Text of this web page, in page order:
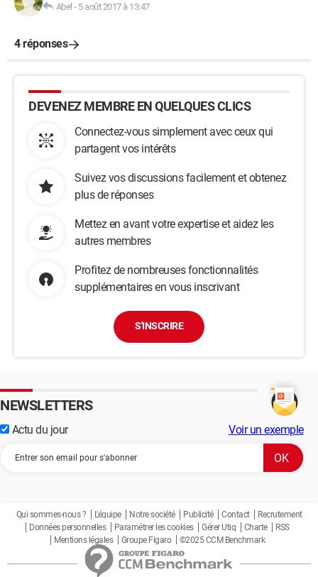
Abel - 5 août 2017 à 13:47
4 réponses
DEVENEZ MEMBRE EN QUELQUES CLICS
Connectez-vous simplement avec ceux qui
partagent vos intérêts
Suivez vos discussions facilement et obtenez
plus de réponses
Mettez en avant votre expertise et aidez les
autres membres
Profitez de nombreuses fonctionnalités
supplémentaires en vous inscrivant
S'INSCRIRE
NEWSLETTERS
Actu du jour Voir un exemple
Qui sommes-nous ? L'équipe Notre société Publicité Contact
Recrutement
Données personnelles
Paramétrer les cookies Gérer Utiq Charte
RSS
Mentions légales
Groupe Figaro ©2025 CCM Benchmark